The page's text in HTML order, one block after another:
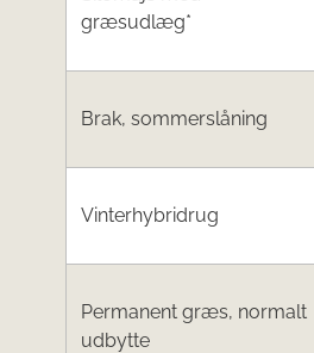
græsudlæg*
Brak, sommerslåning
Vinterhybridrug
Permanent græs, normalt
udbytte